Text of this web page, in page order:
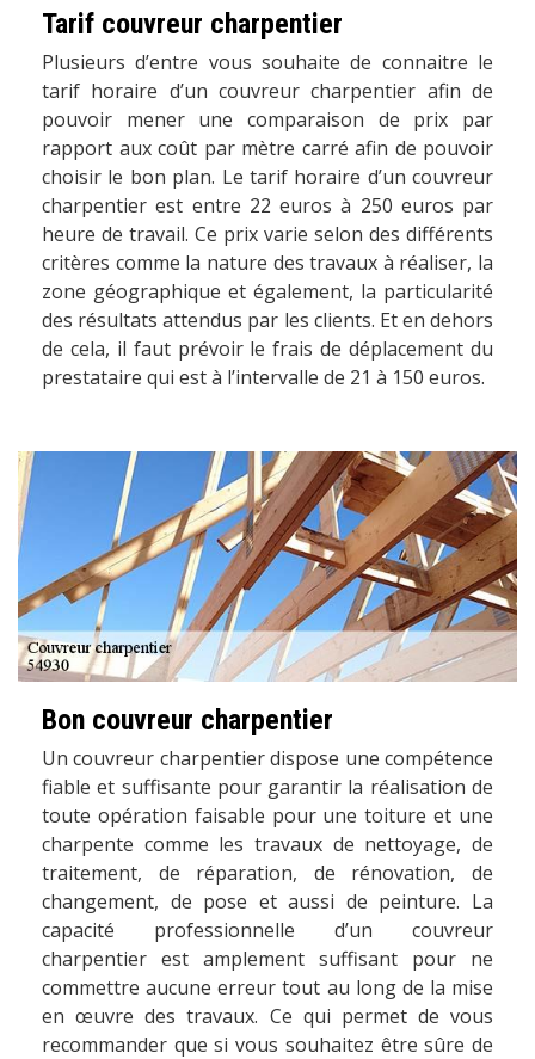
Tarif couvreur charpentier
Plusieurs d’entre vous souhaite de connaitre le
tarif horaire d’un couvreur charpentier afin de
pouvoir mener une comparaison de prix par
rapport aux coût par mètre carré afin de pouvoir
choisir le bon plan. Le tarif horaire d’un couvreur
charpentier est entre 22 euros à 250 euros par
heure de travail. Ce prix varie selon des différents
critères comme la nature des travaux à réaliser, la
zone géographique et également, la particularité
des résultats attendus par les clients. Et en dehors
de cela, il faut prévoir le frais de déplacement du
prestataire qui est à l’intervalle de 21 à 150 euros.
Bon couvreur charpentier
Un couvreur charpentier dispose une compétence
fiable et suffisante pour garantir la réalisation de
toute opération faisable pour une toiture et une
charpente comme les travaux de nettoyage, de
traitement, de réparation, de rénovation, de
changement, de pose et aussi de peinture. La
capacité professionnelle d’un couvreur
charpentier est amplement suffisant pour ne
commettre aucune erreur tout au long de la mise
en œuvre des travaux. Ce qui permet de vous
recommander que si vous souhaitez être sûre de